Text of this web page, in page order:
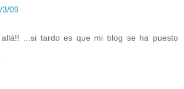
3/09
allá!! ...si tardo es que mi blog se ha puesto